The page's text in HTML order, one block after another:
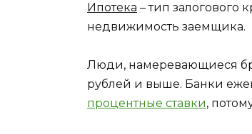
Ипотека – тип залогового
недвижимость заемщика.
Люди, намеревающиеся
рублей и выше. Банки
процентные ставки,